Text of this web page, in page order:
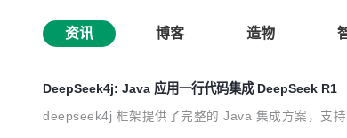
资讯 博客 造物
DeepSeek4j: Java 应用一行代码集成 DeepSeek R1
deepseek4j 框架提供了完整的 Java 集成方案，支